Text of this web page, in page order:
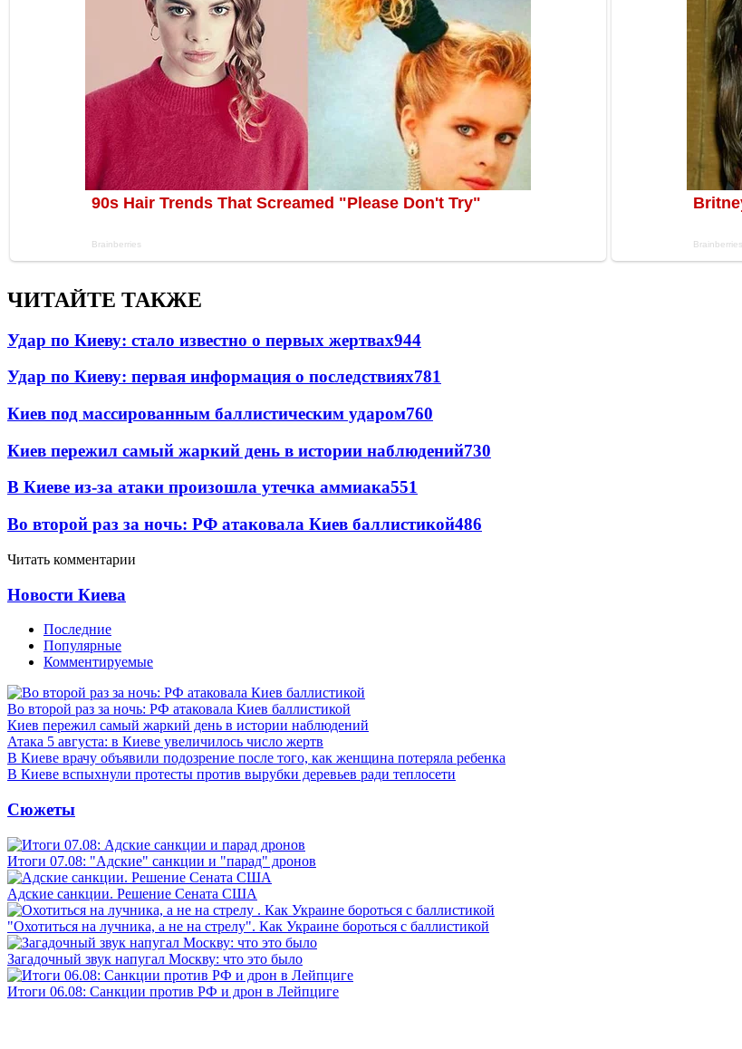
ЧИТАЙТЕ ТАКЖЕ
Удар по Киеву: стало известно о первых жертвах944
Удар по Киеву: первая информация о последствиях781
Киев под массированным баллистическим ударом760
Киев пережил самый жаркий день в истории наблюдений730
В Киеве из-за атаки произошла утечка аммиака551
Во второй раз за ночь: РФ атаковала Киев баллистикой486
Читать комментарии
Новости Киева
Последние
Популярные
Комментируемые
Во второй раз за ночь: РФ атаковала Киев баллистикой
Киев пережил самый жаркий день в истории наблюдений
Атака 5 августа: в Киеве увеличилось число жертв
В Киеве врачу объявили подозрение после того, как женщина потеряла ребенка
В Киеве вспыхнули протесты против вырубки деревьев ради теплосети
Сюжеты
Итоги 07.08: "Адские" санкции и "парад" дронов
Адские санкции. Решение Сената США
"Охотиться на лучника, а не на стрелу". Как Украине бороться с баллистикой
Загадочный звук напугал Москву: что это было
Итоги 06.08: Санкции против РФ и дрон в Лейпциге